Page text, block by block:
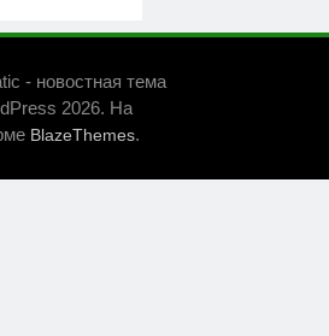
- новостная тема
2026. На
BlazeThemes.